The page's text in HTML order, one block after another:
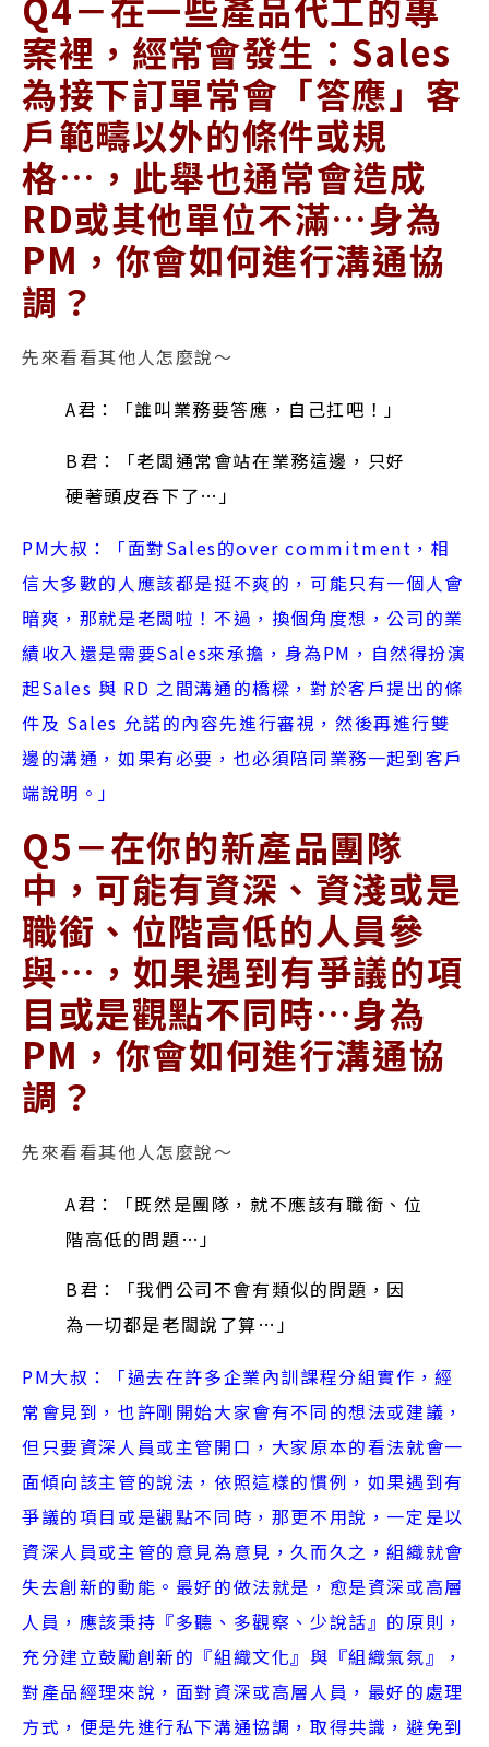
Q4－在一些產品代工的專
案裡，經常會發生：Sales
為接下訂單常會「答應」客
戶範疇以外的條件或規
格…，此舉也通常會造成
RD或其他單位不滿…身為
PM，你會如何進行溝通協
調？
先來看看其他人怎麼說～
A君：「誰叫業務要答應，自己扛吧！」
B君：「老闆通常會站在業務這邊，只好
硬著頭皮吞下了…」
PM大叔：「面對Sales的over commitment，相
信大多數的人應該都是挺不爽的，可能只有一個人會
暗爽，那就是老闆啦！不過，換個角度想，公司的業
績收入還是需要Sales來承擔，身為PM，自然得扮演
起Sales 與 RD 之間溝通的橋樑，對於客戶提出的條
件及 Sales 允諾的內容先進行審視，然後再進行雙
邊的溝通，如果有必要，也必須陪同業務一起到客戶
端說明。」
Q5－在你的新產品團隊
中，可能有資深、資淺或是
職銜、位階高低的人員參
與…，如果遇到有爭議的項
目或是觀點不同時…身為
PM，你會如何進行溝通協
調？
先來看看其他人怎麼說～
A君：「既然是團隊，就不應該有職銜、位
階高低的問題…」
B君：「我們公司不會有類似的問題，因
為一切都是老闆說了算…」
PM大叔：「過去在許多企業內訓課程分組實作，經
常會見到，也許剛開始大家會有不同的想法或建議，
但只要資深人員或主管開口，大家原本的看法就會一
面傾向該主管的說法，依照這樣的慣例，如果遇到有
爭議的項目或是觀點不同時，那更不用說，一定是以
資深人員或主管的意見為意見，久而久之，組織就會
失去創新的動能。最好的做法就是，愈是資深或高層
人員，應該秉持『多聽、多觀察、少說話』的原則，
充分建立鼓勵創新的『組織文化』與『組織氣氛』，
對產品經理來說，面對資深或高層人員，最好的處理
方式，便是先進行私下溝通協調，取得共識，避免到